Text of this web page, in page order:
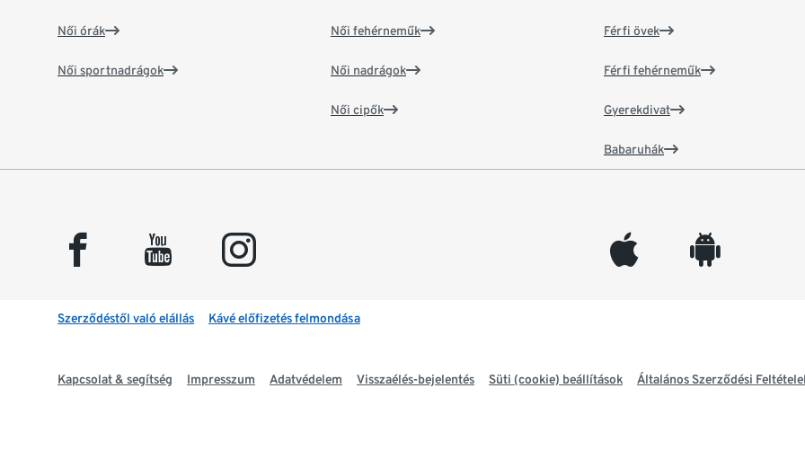
Női órák
Női sportnadrágok
Női fehérneműk
Női nadrágok
Női cipők
Férfi övek
Férfi fehérneműk
Gyerekdivat
Babaruhák
facebook youtube instagram appleinc android
Szerződéstől való elállás Kávé előfizetés felmondása
Kapcsolat & segítség Impresszum Adatvédelem Visszaélés-bejelentés Süti (cookie) beállítások Általános Szerződési